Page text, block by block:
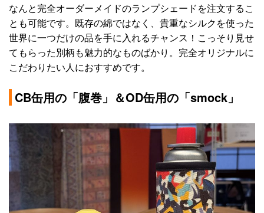
なんと完全オーダーメイドのランプシェードを注文するこ
とも可能です。既存の綿ではなく、貴重なシルクを使った
世界に一つだけの品を手に入れるチャンス！こっそり見せ
てもらった別柄も魅力的なものばかり。完全オリジナルに
こだわりたい人におすすめです。
CB缶用の「腹巻」＆OD缶用の「smock」